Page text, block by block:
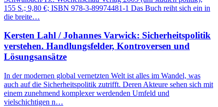
155 S.; 9,80 €; ISBN 978-3-89974481-1 Das Buch reiht sich ein in
die breite…
Kersten Lahl / Johannes Varwick: Sicherheitspolitik
verstehen. Handlungsfelder, Kontroversen und
Lösungsansätze
In der modernen global vernetzten Welt ist alles im Wandel, was
auch auf die Sicherheitspolitik zutrifft. Deren Akteure sehen sich mit
einem zunehmend komplexer werdenden Umfeld und
vielschichtigen n…